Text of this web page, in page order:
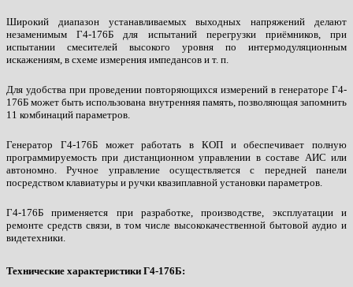
Широкий диапазон устанавливаемых выходных напряжений делают
незаменимым Г4-176Б для испытаний перегрузки приёмников, при
испытании смесителей высокого уровня по интермодуляционным
искажениям, в схеме измерения импедансов и т. п.
Для удобства при проведении повторяющихся измерений в генераторе Г4-
176Б может быть использована внутренняя память, позволяющая запомнить
11 комбинаций параметров.
Генератор Г4-176Б может работать в КОП и обеспечивает полную
программируемость при дистанционном управлении в составе АИС или
автономно. Ручное управление осуществляется с передней панели
посредством клавиатуры и ручки квазиплавной установки параметров.
Г4-176Б применяется при разработке, производстве, эксплуатации и
ремонте средств связи, в том числе высококачественной бытовой аудио и
видетехники.
Технические характеристики Г4-176Б: